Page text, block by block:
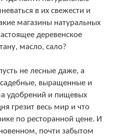
в их свежести и
магазины натуральных
деревенское
масло, сало?
не лесные даже, а
выращенные и
удобрений и пищевых
грезит весь мир и что
по ресторанной цене. И
почти забытом